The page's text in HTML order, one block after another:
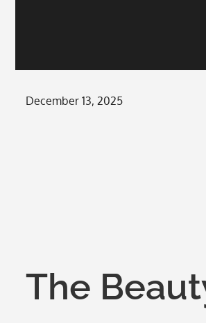
Posted
December 13, 2025
The